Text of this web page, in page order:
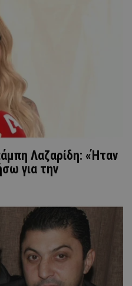
Λαζαρίδη: «Ήταν
για την